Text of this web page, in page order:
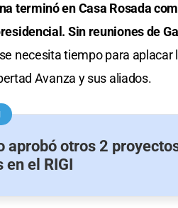
terminó en Casa Rosada
Sin reuniones de
necesita tiempo para
Avanza y sus aliados.
aprobó otros 2
el RIGI